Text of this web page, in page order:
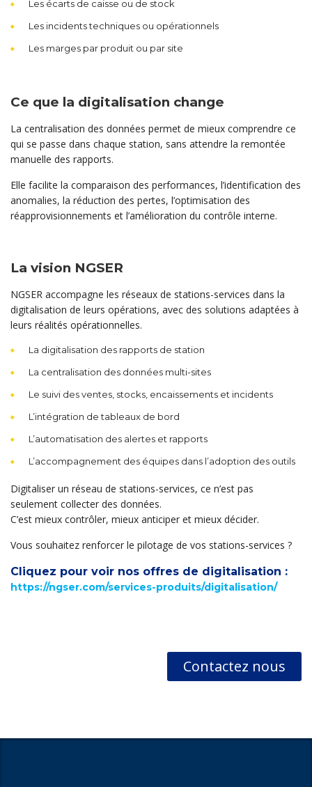
Les écarts de caisse ou de stock
Les incidents techniques ou opérationnels
Les marges par produit ou par site
Ce que la digitalisation change
La centralisation des données permet de mieux comprendre ce
qui se passe dans chaque station, sans attendre la remontée
manuelle des rapports.
Elle facilite la comparaison des performances, l’identification des
anomalies, la réduction des pertes, l’optimisation des
réapprovisionnements et l’amélioration du contrôle interne.
La vision NGSER
NGSER accompagne les réseaux de stations-services dans la
digitalisation de leurs opérations, avec des solutions adaptées à
leurs réalités opérationnelles.
La digitalisation des rapports de station
La centralisation des données multi-sites
Le suivi des ventes, stocks, encaissements et incidents
L’intégration de tableaux de bord
L’automatisation des alertes et rapports
L’accompagnement des équipes dans l’adoption des outils
Digitaliser un réseau de stations-services, ce n’est pas
seulement collecter des données.
C’est mieux contrôler, mieux anticiper et mieux décider.
Vous souhaitez renforcer le pilotage de vos stations-services ?
Cliquez pour voir nos offres de digitalisation :
https://ngser.com/services-produits/digitalisation/
Contactez nous